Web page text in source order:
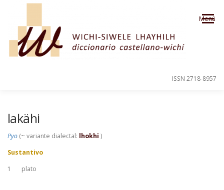
Saltar al contenido
Menú
ISSN 2718-8957
lakähi
Pyo (~ variante dialectal: lhokhi )
Sustantivo
1
plato